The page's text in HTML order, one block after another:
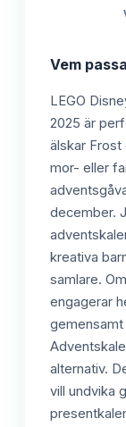
Vem
LEGO
2025 är
älskar Frost
mor- eller
december.
kreativa
samlare.
engagerar
gemensamt
alternativ.
vill undvika